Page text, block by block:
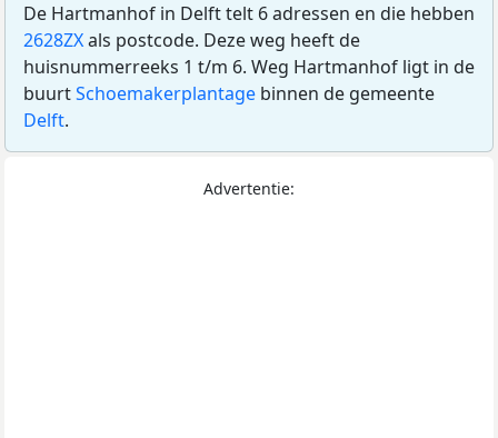
De Hartmanhof in Delft telt 6 adressen en die hebben
2628ZXals postcode. Deze weg heeft de
huisnummerreeks 1 t/m 6. Weg Hartmanhof ligt in de
buurtSchoemakerplantage binnen de gemeente
Delft.
Advertentie: